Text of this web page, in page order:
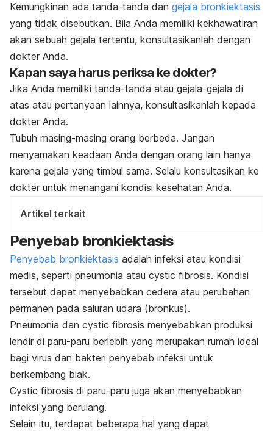
Kemungkinan ada tanda-tanda dan gejala bronkiektasis
yang tidak disebutkan. Bila Anda memiliki kekhawatiran
akan sebuah gejala tertentu, konsultasikanlah dengan
dokter Anda.
Kapan saya harus periksa ke dokter?
Jika Anda memiliki tanda-tanda atau gejala-gejala di
atas atau pertanyaan lainnya, konsultasikanlah kepada
dokter Anda.
Tubuh masing-masing orang berbeda. Jangan
menyamakan keadaan Anda dengan orang lain hanya
karena gejala yang timbul sama. Selalu konsultasikan ke
dokter untuk menangani kondisi kesehatan Anda.
Artikel terkait
Penyebab bronkiektasis
Penyebab bronkiektasis adalah infeksi atau kondisi
medis, seperti pneumonia atau cystic fibrosis. Kondisi
tersebut dapat menyebabkan cedera atau perubahan
permanen pada saluran udara (bronkus).
Pneumonia dan cystic fibrosis menyebabkan produksi
lendir di paru-paru berlebih yang merupakan rumah ideal
bagi virus dan bakteri penyebab infeksi untuk
berkembang biak.
Cystic fibrosis di paru-paru juga akan menyebabkan
infeksi yang berulang.
Selain itu, terdapat beberapa hal yang dapat